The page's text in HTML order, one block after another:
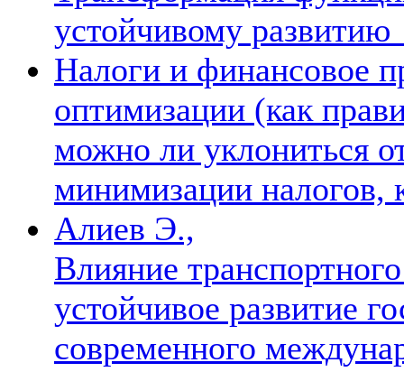
устойчивому развитию
Налоги и финансовое
оптимизации (как
можно ли уклониться
минимизации
Алиев Э.,
Влияние
устойчивое развитие
современного